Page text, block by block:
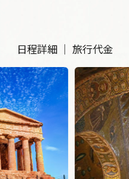
日程詳細｜ 旅行代金